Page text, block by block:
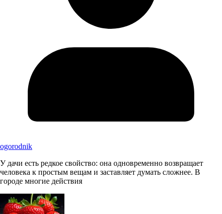
ogorodnik
У дачи есть редкое свойство: она одновременно возвращает
человека к простым вещам и заставляет думать сложнее. В
городе многие действия